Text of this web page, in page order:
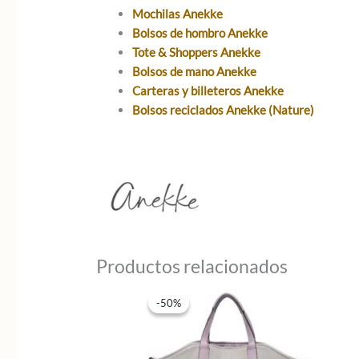
Mochilas Anekke
Bolsos de hombro Anekke
Tote & Shoppers Anekke
Bolsos de mano Anekke
Carteras y billeteros Anekke
Bolsos reciclados Anekke (Nature)
Productos relacionados
-50%
-50%